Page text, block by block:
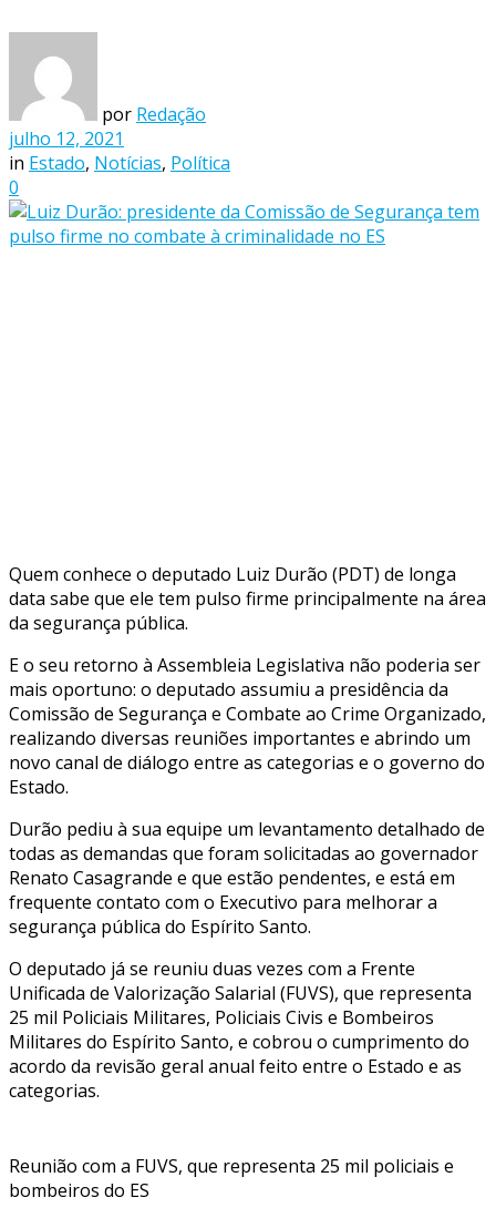
por Redação
julho 12, 2021
in Estado, Notícias, Política
0
Quem conhece o deputado Luiz Durão (PDT) de longa
data sabe que ele tem pulso firme principalmente na área
da segurança pública.
E o seu retorno à Assembleia Legislativa não poderia ser
mais oportuno: o deputado assumiu a presidência da
Comissão de Segurança e Combate ao Crime Organizado,
realizando diversas reuniões importantes e abrindo um
novo canal de diálogo entre as categorias e o governo do
Estado.
Durão pediu à sua equipe um levantamento detalhado de
todas as demandas que foram solicitadas ao governador
Renato Casagrande e que estão pendentes, e está em
frequente contato com o Executivo para melhorar a
segurança pública do Espírito Santo.
O deputado já se reuniu duas vezes com a Frente
Unificada de Valorização Salarial (FUVS), que representa
25 mil Policiais Militares, Policiais Civis e Bombeiros
Militares do Espírito Santo, e cobrou o cumprimento do
acordo da revisão geral anual feito entre o Estado e as
categorias.
Reunião com a FUVS, que representa 25 mil policiais e
bombeiros do ES